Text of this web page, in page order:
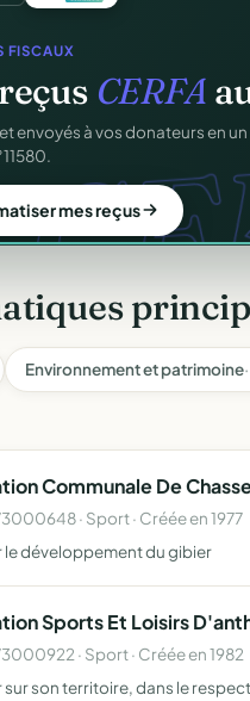
FISCAUX
CERFA
envoyés à vos donateurs en
mes reçus
complet
historique des dons,
le CRM gratuit
Environnement et patrimoine
Communale De
· Sport · Créée en 1977
le développement du gibier
Sports Et Loisirs
· Sport · Créée en 1982
sur son territoire, dans le